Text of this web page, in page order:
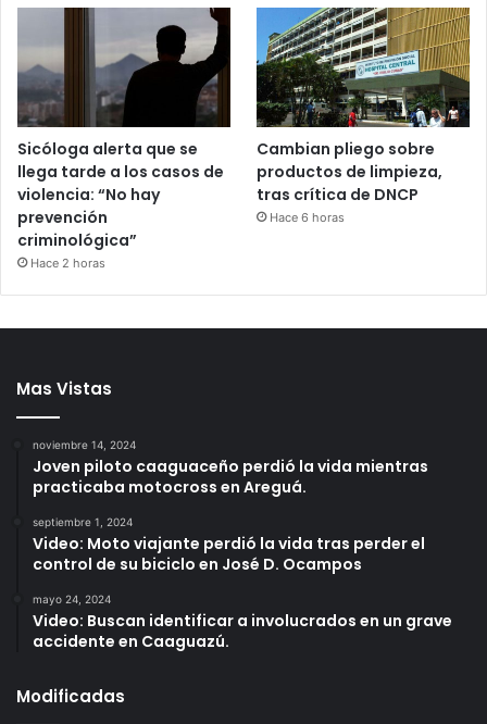
Sicóloga alerta que se
llega tarde a los casos de
violencia: “No hay
prevención
criminológica”
Hace 2 horas
Cambian pliego sobre
productos de limpieza,
tras crítica de DNCP
Hace 6 horas
Mas Vistas
noviembre 14, 2024
Joven piloto caaguaceño perdió la vida mientras
practicaba motocross en Areguá.
septiembre 1, 2024
Video: Moto viajante perdió la vida tras perder el
control de su biciclo en José D. Ocampos
mayo 24, 2024
Video: Buscan identificar a involucrados en un grave
accidente en Caaguazú.
Modificadas